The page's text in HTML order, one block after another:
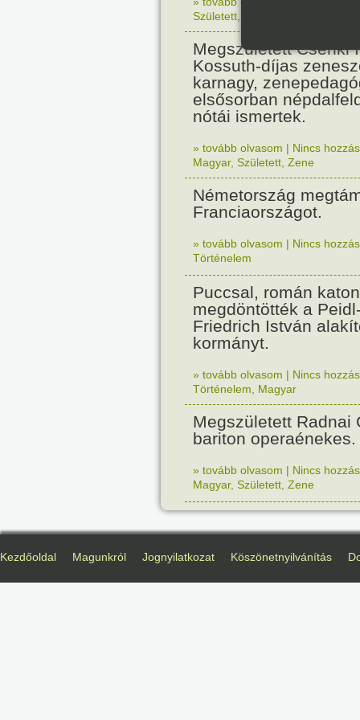
Született
Megszületett Csenki
Kossuth-díjas
karnagy,
elsősorban
nótái ismertek.
» tovább olvasom | Nincs
Magyar, Született Zene
Németország
Franciaországot.
» tovább olvasom | Nincs
Történelem
Puccsal, román
megdöntötték a
Friedrich István
kormányt.
» tovább olvasom | Nincs
Történelem
Magyar
Megszületett Radnai
bariton operaénekes.
» tovább olvasom | Nincs
Magyar, Született Zene
Kezdőoldal Magunkról Jognyilatkozat Köszönetnyilvánítás